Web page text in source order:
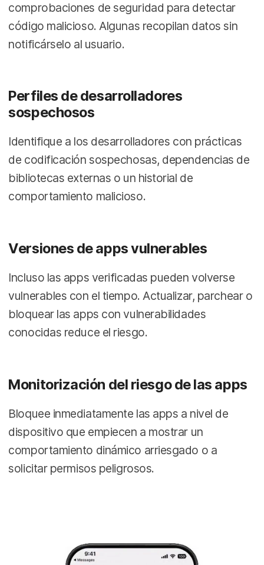
comprobaciones de seguridad para detectar
código malicioso. Algunas recopilan datos sin
notificárselo al usuario.
Perfiles de desarrolladores
sospechosos
Identifique a los desarrolladores con prácticas
de codificación sospechosas, dependencias de
bibliotecas externas o un historial de
comportamiento malicioso.
Versiones de apps vulnerables
Incluso las apps verificadas pueden volverse
vulnerables con el tiempo. Actualizar, parchear o
bloquear las apps con vulnerabilidades
conocidas reduce el riesgo.
Monitorización del riesgo de las apps
Bloquee inmediatamente las apps a nivel de
dispositivo que empiecen a mostrar un
comportamiento dinámico arriesgado o a
solicitar permisos peligrosos.